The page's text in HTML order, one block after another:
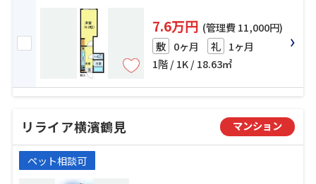
7.6万円 (管理費 11,000円)
敷 0ヶ月 礼 1ヶ月
1階 / 1K / 18.63㎡
リライア横濱鶴見 マンション
ペット相談可